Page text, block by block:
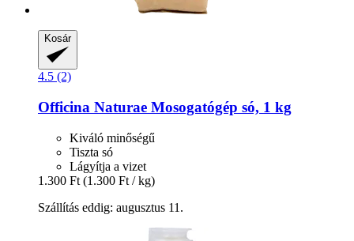
Kosár
4.5 (2)
Officina Naturae Mosogatógép só, 1 kg
Kiváló minőségű
Tiszta só
Lágyítja a vizet
1.300 Ft (1.300 Ft / kg)
Szállítás eddig: augusztus 11.